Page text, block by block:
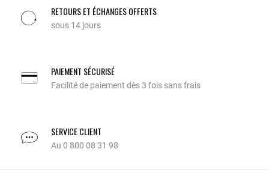
RETOURS ET ÉCHANGES OFFERTS
sous 14 jours
PAIEMENT SÉCURISÉ
Facilité de paiement dès 3 fois sans frais
SERVICE CLIENT
Au 0 800 08 31 98